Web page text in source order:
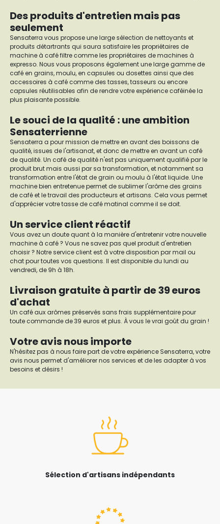
Des produits d'entretien mais pas
seulement
Sensaterra vous propose une large sélection de nettoyants et
produits détartrants qui saura satisfaire les propriétaires de
machine à café filtre comme les propriétaires de machines à
expresso. Nous vous proposons également une large gamme de
café en grains, moulu, en capsules ou dosettes ainsi que des
accessoires à café comme des tasses, tasseurs ou encore
capsules réutilisables afin de rendre votre expérience caféinée la
plus plaisante possible.
Le souci de la qualité : une ambition
Sensaterrienne
Sensaterra a pour mission de mettre en avant des boissons de
qualité, issues de l'artisanat, et donc de mettre en avant un café
de qualité. Un café de qualité n'est pas uniquement qualifié par le
produit brut mais aussi par sa transformation, et notamment sa
transformation entre l'état de grain ou moulu à l'état liquide. Une
machine bien entretenue permet de sublimer l'arôme des grains
de café et le travail des producteurs et artisans. Cela vous permet
d'apprécier votre tasse de café matinal comme il se doit.
Un service client réactif
Vous avez un doute quant à la manière d'entretenir votre nouvelle
machine à café ? Vous ne savez pas quel produit d'entretien
choisir ? Notre service client est à votre disposition par mail ou
chat pour toutes vos questions. Il est disponible du lundi au
vendredi, de 9h à 18h.
Livraison gratuite à partir de 39 euros
d'achat
Un café aux arômes préservés sans frais supplémentaire pour
toute commande de 39 euros et plus. À vous le vrai goût du grain !
Votre avis nous importe
N'hésitez pas à nous faire part de votre expérience Sensaterra, votre
avis nous permet d'améliorer nos services et de les adapter à vos
besoins et désirs !
Sélection d'artisans indépendants